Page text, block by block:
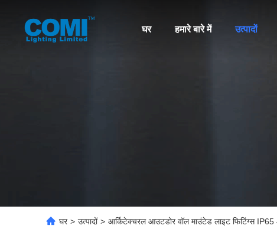
घर हमारे बारे में उत्पादों
घर > उत्पादों > आर्किटेक्चरल आउटडोर वॉल माउंटेड लाइट फिटिंग्स